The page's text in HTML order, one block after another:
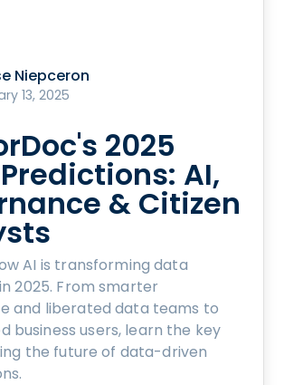
Niepceron
13, 2025
2025
AI,
& Citizen
AI is transforming data
2025. From smarter
and liberated data teams to
business users, learn the key
the future of data-driven